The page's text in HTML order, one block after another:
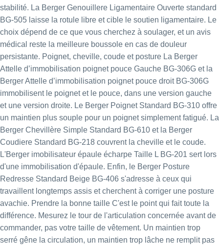
stabilité. La Berger Genouillere Ligamentaire Ouverte standard
BG-505 laisse la rotule libre et cible le soutien ligamentaire. Le
choix dépend de ce que vous cherchez à soulager, et un avis
médical reste la meilleure boussole en cas de douleur
persistante. Poignet, cheville, coude et posture La Berger
Attelle d’immobilisation poignet pouce Gauche BG-306G et la
Berger Attelle d’immobilisation poignet pouce droit BG-306G
immobilisent le poignet et le pouce, dans une version gauche
et une version droite. Le Berger Poignet Standard BG-310 offre
un maintien plus souple pour un poignet simplement fatigué. La
Berger Chevillère Simple Standard BG-610 et la Berger
Coudiere Standard BG-218 couvrent la cheville et le coude.
L'Berger imobilisateur épaule écharpe Taille L BG-201 sert lors
d'une immobilisation d'épaule. Enfin, le Berger Posture
Redresse Standard Beige BG-406 s'adresse à ceux qui
travaillent longtemps assis et cherchent à corriger une posture
avachie. Prendre la bonne taille C'est le point qui fait toute la
différence. Mesurez le tour de l'articulation concernée avant de
commander, pas votre taille de vêtement. Un maintien trop
serré gêne la circulation, un maintien trop lâche ne remplit pas